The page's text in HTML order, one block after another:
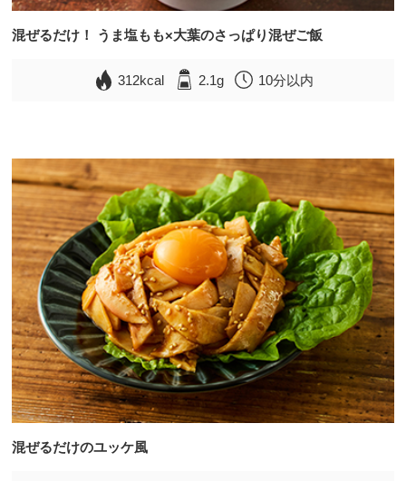
混ぜるだけ！ うま塩もも×大葉のさっぱり混ぜご飯
312kcal 2.1g 10分以内
混ぜるだけのユッケ風